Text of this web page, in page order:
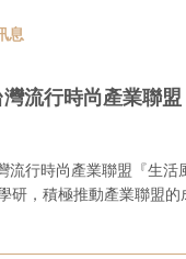
息
流行時尚產業聯
流行時尚產業聯盟『生
研，積極推動產業聯盟